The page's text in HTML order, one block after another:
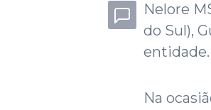
Nelore
do Sul),
entidade.
Na